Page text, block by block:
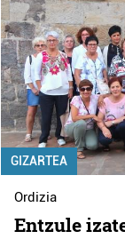
GIZARTEA
Ordizia
Entzule